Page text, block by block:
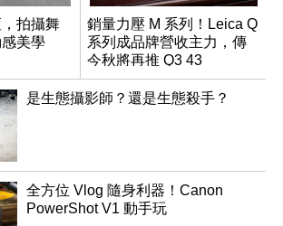
拍攝舞
美學
銷量力壓 M 系列！Leica Q
系列成品牌營收主力，傳
今秋將再推 Q3 43
Monochrom
是生態攝影師？還是生態殺手？
全方位 Vlog 隨身利器！Canon
PowerShot V1 動手玩